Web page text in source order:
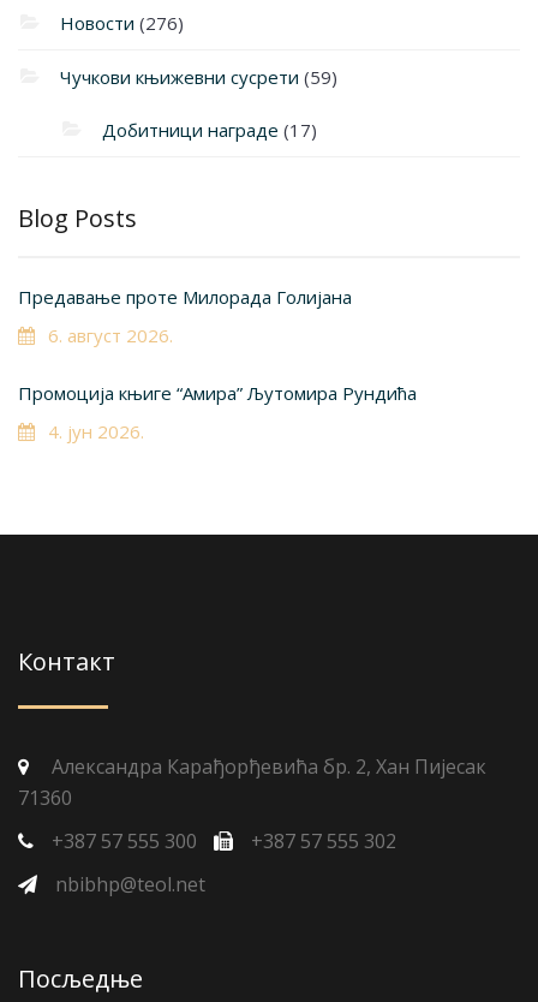
Новости (276)
Чучкови књижевни сусрети (59)
Добитници награде (17)
Blog Posts
Предавање проте Милорада Голијана
6. август 2026.
Промоција књиге “Амира” Љутомира Рундића
4. јун 2026.
Контакт
Александра Карађорђевића бр. 2, Хан Пијесак
71360
+387 57 555 300
+387 57 555 302
nbibhp@teol.net
Посљедње